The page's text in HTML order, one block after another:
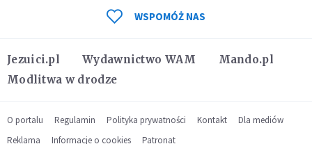
Jezuici.pl Wydawnictwo WAM
Mando.pl
Modlitwa w drodze
WSPOMÓŻ NAS
O portalu Regulamin Polityka prywatności Kontakt
Dla mediów
Reklama
Informacje o cookies Patronat